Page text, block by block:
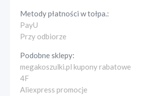
Metody płatności wtołpa.:
PayU
Przy odbiorze
Podobne sklepy:
megakoszulki.pl kupony rabatowe
4F
Aliexpress promocje